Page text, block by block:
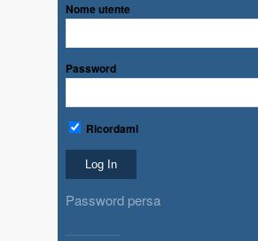
Nome utente
Password
Ricordami
Password persa